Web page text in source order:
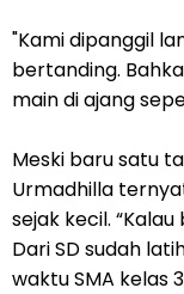
"Kami dipanggil
bertanding.
main di ajang
Meski baru satu
Urmadhilla
sejak kecil.
Dari SD sudah
waktu SMA kelas